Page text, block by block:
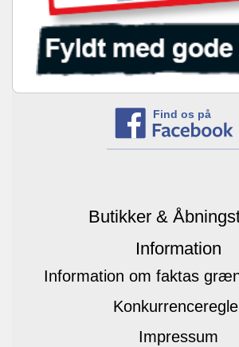
Find os på
Butikker &
Information
Information om faktas
Impressum